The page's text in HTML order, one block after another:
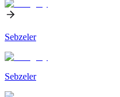
Sebzeler
Sebzeler